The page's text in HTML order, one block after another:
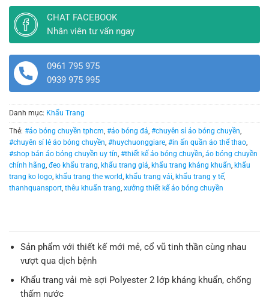
CHAT FACEBOOK
Nhân viên tư vấn ngay
0961 795 975
0939 975 995
Danh mục: Khẩu Trang
Thẻ: #áo bóng chuyền tphcm #áo bóng đá #chuyên sỉ áo bóng chuyền
#chuyên sỉ lẻ áo bóng chuyền #huychuonggiare #in ấn quần áo thể thao
#shop bán áo bóng chuyền uy tín #thiết kế áo bóng chuyền áo bóng chuyền
chính hãng đeo khẩu trang khẩu trang giá khẩu trang kháng khuẩn khẩu
trang ko logo khẩu trang the world khẩu trang vải khẩu trang y tế,
thanhquansport thêu khuẩn trang xưởng thiết kế áo bóng chuyền
Sản phẩm với thiết kế mới mẻ, cổ vũ tinh thần cùng nhau
vượt qua dịch bệnh
Khẩu trang vải mè sợi Polyester 2 lớp kháng khuẩn, chống
thấm nước